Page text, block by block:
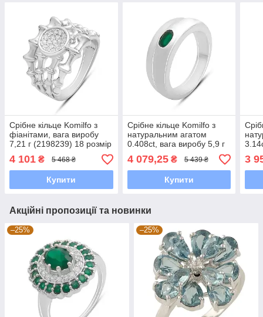
Срібне кільце Komilfo з
фіанітами, вага виробу
7,21 г (2198239) 18 розмір
4 101 ₴ 5 468 ₴
Купити
Срібне кільце Komilfo з
натуральним агатом
0.408ct, вага виробу 5,9 г
(2171133) 18 розмір 5.05,
17.5
4 079,25₴ 5 439 ₴
Купити
18
3
Акційні пропозиції та новинки
–25% –25%